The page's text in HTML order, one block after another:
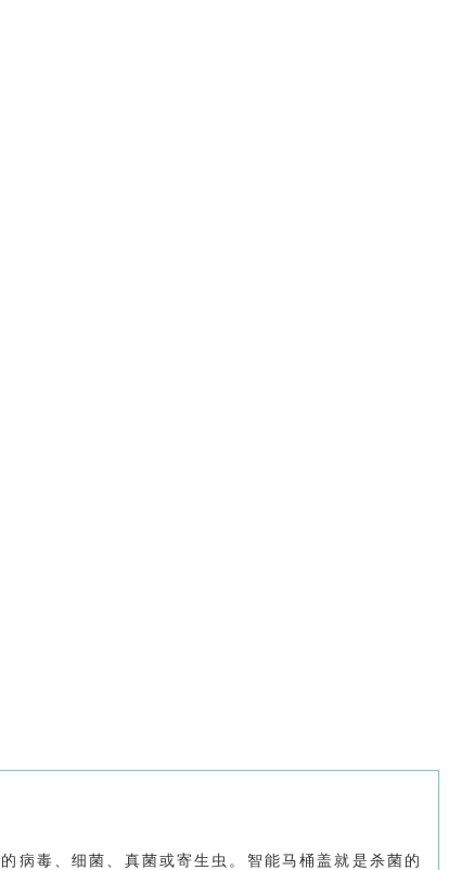
病毒、细菌、真菌或寄生虫。智能马桶盖就是杀菌的